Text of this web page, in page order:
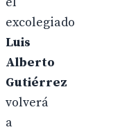
excolegiado
Luis
Alberto
Gutiérrez
volverá
a